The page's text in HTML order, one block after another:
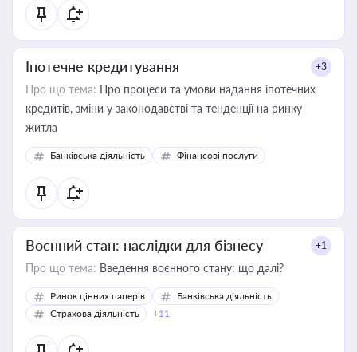
Іпотечне кредитування +3
Про що тема: Про процеси та умови надання іпотечних
кредитів, зміни у законодавстві та тенденції на ринку
житла
Банківська діяльність Фінансові послуги
Воєнний стан: наслідки для бізнесу +1
Про що тема: Введення воєнного стану: що далі?
Ринок цінних паперів
Банківська діяльність
Страхова діяльність
+11